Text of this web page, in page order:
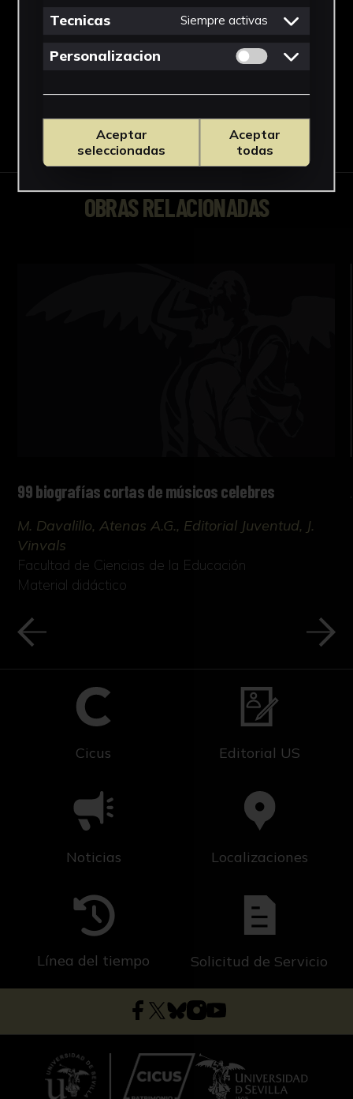
Facultad de Ciencias de la Educación
Descargar Ficha
OBRAS RELACIONADAS
99 biografías cortas de músicos celebres
M. Davalillo, Atenas A.G., Editorial Juventud, J.
Vinvals
Facultad de Ciencias de la Educación
Material didáctico
Cicus Editorial US
Noticias Localizaciones
Línea del tiempo Solicitud de Servicio
Tecnicas Siempre activas
Personalizacion Permitir cookies
Aceptar
seleccionadas
Aceptar
todas